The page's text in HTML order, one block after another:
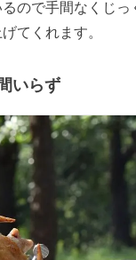
ので手間なくじっ
てくれます。
いらず